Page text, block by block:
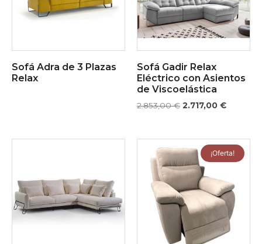
Sofá Adra de 3 Plazas
Relax
Sofá Gadir Relax
Eléctrico con Asientos
de Viscoelástica
2.853,00€ 2.717,00 €
¡Oferta!